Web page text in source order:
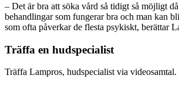
– Det är bra att söka vård så tidigt så möjligt
behandlingar som fungerar bra och man kan
som ofta påverkar de flesta psykiskt, berättar
Träffa en hudspecialist
Träffa Lampros, hudspecialist via videosamtal.